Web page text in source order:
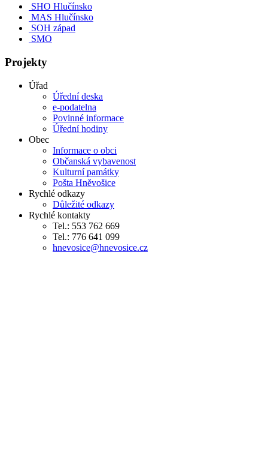
SHO Hlučínsko
MAS Hlučínsko
SOH západ
SMO
Projekty
Úřad
Úřední deska
e-podatelna
Povinné informace
Úřední hodiny
Obec
Informace o obci
Občanská vybavenost
Kulturní památky
Pošta Hněvošice
Rychlé odkazy
Důležité odkazy
Rychlé kontakty
Tel.: 553 762 669
Tel.: 776 641 099
hnevosice@hnevosice.cz